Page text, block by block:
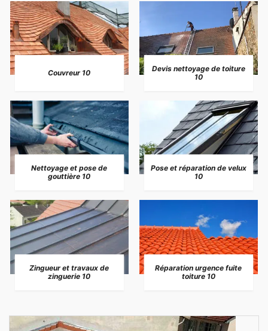
Couvreur 10
Devis nettoyage de toiture
10
Nettoyage et pose de
gouttière 10
Pose et réparation de velux
10
Zingueur et travaux de
zinguerie 10
Réparation urgence fuite
toiture 10